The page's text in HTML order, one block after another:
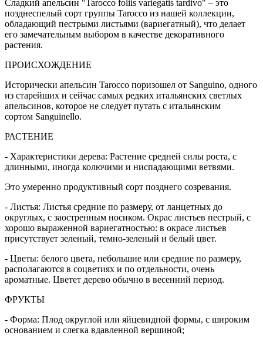
Сладкий апельсин "Tarocco foliis variegatis tardivo" – это
позднеспелый сорт группы Tarocco из нашей коллекции,
обладающий пестрыми листьями (вариегатный), что делает
его замечательным выбором в качестве декоративного
растения.
ПРОИСХОЖДЕНИЕ
Исторически апельсин Tarocco поризошел от Sanguino, одного
из старейших и сейчас самых редких итальянских светлых
апельсинов, которое не следует путать с итальянским
сортом Sanguinello.
РАСТЕНИЕ
- Характеристики дерева: Растение средней силы роста, с
длинными, иногда колючими и ниспадающими ветвями.
Это умеренно продуктивный сорт позднего созревания.
- Листья: Листья средние по размеру, от ланцетных до
округлых, с заостренным носиком. Окрас листьев пестрый, с
хорошо выраженной вариегатностью: в окрасе листьев
присутствует зеленый, темно-зеленый и белый цвет.
- Цветы: белого цвета, небольшие или средние по размеру,
располагаются в соцветиях и по отдельности, очень
ароматные. Цветет дерево обычно в весенний период.
ФРУКТЫ
- Форма: Плод округлой или яйцевидной формы, с широким
основанием и слегка вдавленной вершиной;